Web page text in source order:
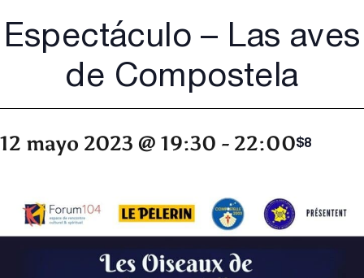
Espectáculo – Las aves
de Compostela
12 mayo 2023 @ 19:30 - 22:00$8